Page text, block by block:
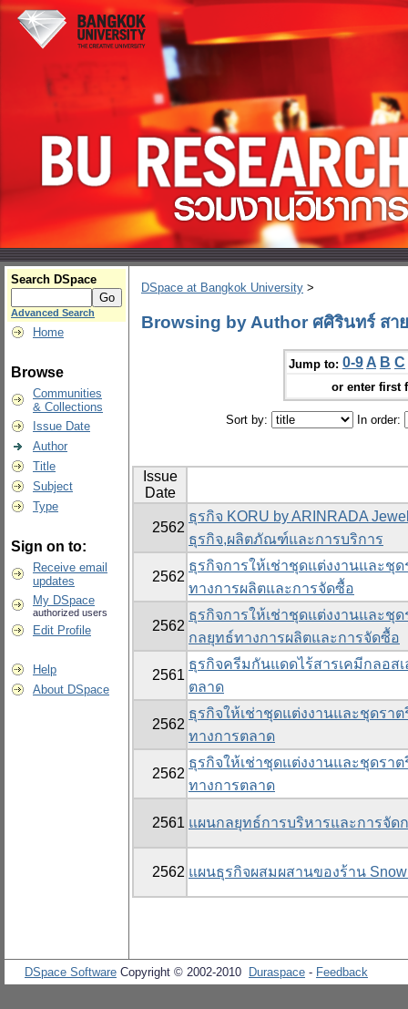
Search DSpace
Advanced Search
Home
Browse
Communities
& Collections
Issue Date
Author
Title
Subject
Type
Sign on to:
Receive email
updates
My DSpace
authorized users
Edit Profile
Help
About DSpace
DSpace at Bangkok University >
Browsing by Author ศศิรินทร์ สา
Jump to: 0-9 A B C
or enter first
Sort by: In order:
Issue
Date
2562
ธุรกิจ KORU by ARINRADA
ธุรกิจ,ผลิตภัณฑ์และการบริการ
2562
ธุรกิจการให้เช่าชุดแต่งงานและชุ
ทางการผลิตและการจัดซื้อ
2562
ธุรกิจการให้เช่าชุดแต่งงานและชุ
กลยุทธ์ทางการผลิตและการจัดซื้อ
2561
ธุรกิจครีมกันแดดไร้สารเคมีกลอส
ตลาด
2562
ธุรกิจให้เช่าชุดแต่งงานและชุดรา
ทางการตลาด
2562
ธุรกิจให้เช่าชุดแต่งงานและชุดรา
ทางการตลาด
2561 แผนกลยุทธ์การบริหารและการจั
2562 แผนธุรกิจผสมผสานของร้าน Snow
DSpace Software Copyright © 2002-2010 Duraspace - Feedback